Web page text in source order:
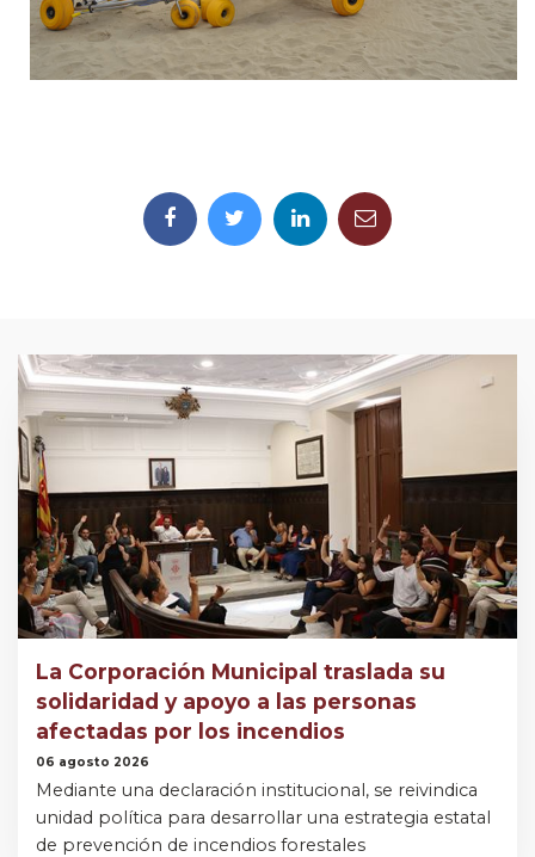
La Corporación Municipal traslada su
solidaridad y apoyo a las personas
afectadas por los incendios
06 agosto 2026
Mediante una declaración institucional, se reivindica
unidad política para desarrollar una estrategia estatal
de prevención de incendios forestales